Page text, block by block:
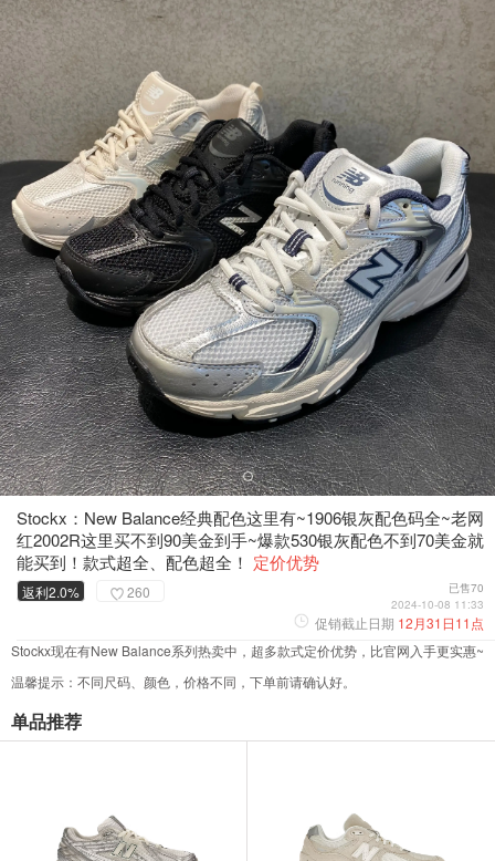
Stockx：New Balance经典配色这里有~1906银灰配色码全~老网
红2002R这里买不到90美金到手~爆款530银灰配色不到70美金就
能买到！款式超全、配色超全！ 定价优势
返利2.0% 260
已售70
2024-10-08 11:33
促销截止日期 12月31日11点
Stockx现在有New Balance系列热卖中，超多款式定价优势，比官网入手更实惠~
温馨提示：不同尺码、颜色，价格不同，下单前请确认好。
单品推荐